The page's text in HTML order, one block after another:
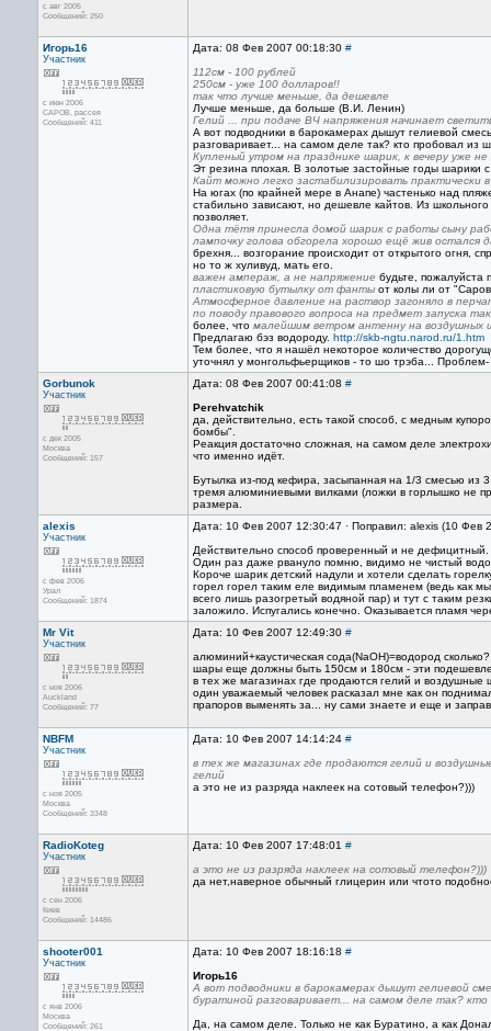
с авг 2005
Сообщений: 250
Игорь16
Участник
с июн 2006
CAPOB, рассея
Сообщений: 411
Дата: 08 Фев 2007 00:18:30 #
112см - 100 рублей
250см - уже 100 долларов!!
так что лучше меньше, да дешевле
Лучше меньше, да больше (В.И. Ленин)
Гелий ... при подаче ВЧ напряжения начинает
А вот подводники в барокамерах дышут гелиевой
разговаривает... на самом деле так? кто пробовал из
Купленый утром на празднике шарик, к вечеру уже
Эт резина плохая. В золотые застойные годы шарики
Кайт можно легко застабилизировать практически
На югах (по крайней мере в Анапе) частенько над
стабильно зависают, но дешевле кайтов. Из
позволяет.
Одна тётя принесла домой шарик с работы сыну
лампочку голова обгорела хорошо ещё жив остался
брехня... возгорание происходит от открытого огня,
но то ж хуливуд, мать его.
важен ампераж, а не напряжение будьте, пожалуйста
пластиковую бутылку от фанты от колы ли от
Атмосферное давление на раствор загоняло в
по поводу правового вопроса на предмет запуска
более, что малейшим ветром антенну на воздушных
Предлагаю бэз водороду. http://skb-ngtu.narod.ru/1.htm
Тем более, что я нашёл некоторое количество
уточнял у монгольфьерщиков - то шо трэба...
Gorbunok
Участник
с дек 2005
Москва
Сообщений: 157
Дата: 08 Фев 2007 00:41:08 #
Perehvatchik
да, действительно, есть такой способ, с медным
бомбы".
Реакция достаточно сложная, на самом деле
что именно идёт.
Бутылка из-под кефира, засыпанная на 1/3 смесью из
тремя алюминиевыми вилками (ложки в горлышко не
размера.
alexis
Участник
с фев 2006
Урал
Сообщений: 1874
Дата: 10 Фев 2007 12:30:47 · Поправил: alexis (10 Фев
Действительно способ проверенный и не
Один раз даже рвануло помню, видимо не чистый
Короче шарик детский надули и хотели сделать
горел горел таким еле видимым пламенем (ведь как
всего лишь разогретый водяной пар) и тут с таким
заложило. Испугались конечно. Оказывается пламя
Mr Vit
Участник
с ноя 2006
Auckland
Сообщений: 77
Дата: 10 Фев 2007 12:49:30 #
алюминий+каустическая сода(NaOH)=водород
шары еще должны быть 150см и 180см - эти
в тех же магазинах где продаются гелий и
один уважаемый человек расказал мне как он
прапоров выменять за... ну сами знаете и еще и
NBFM
Участник
с ноя 2005
Москва
Сообщений: 3348
Дата: 10 Фев 2007 14:14:24 #
в тех же магазинах где продаются гелий и
гелий
а это не из разряда наклеек на сотовый телефон?)))
RadioKoteg
Участник
с сен 2006
Киев
Сообщений: 14486
Дата: 10 Фев 2007 17:48:01 #
а это не из разряда наклеек на сотовый телефон?)))
да нет,наверное обычный глицерин или чтото
shooter001
Участник
с янв 2006
Москва
Сообщений: 261
Дата: 10 Фев 2007 18:16:18 #
Игорь16
А вот подводники в барокамерах дышут гелиевой
буратиной разговаривает... на самом деле так? кто
Да, на самом деле. Только не как Буратино, а как